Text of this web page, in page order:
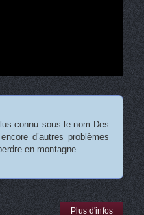
connu sous le nom Des
d’autres problèmes
en montagne…
Plus d'infos